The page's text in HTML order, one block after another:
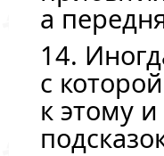
а
14.
с
к этому